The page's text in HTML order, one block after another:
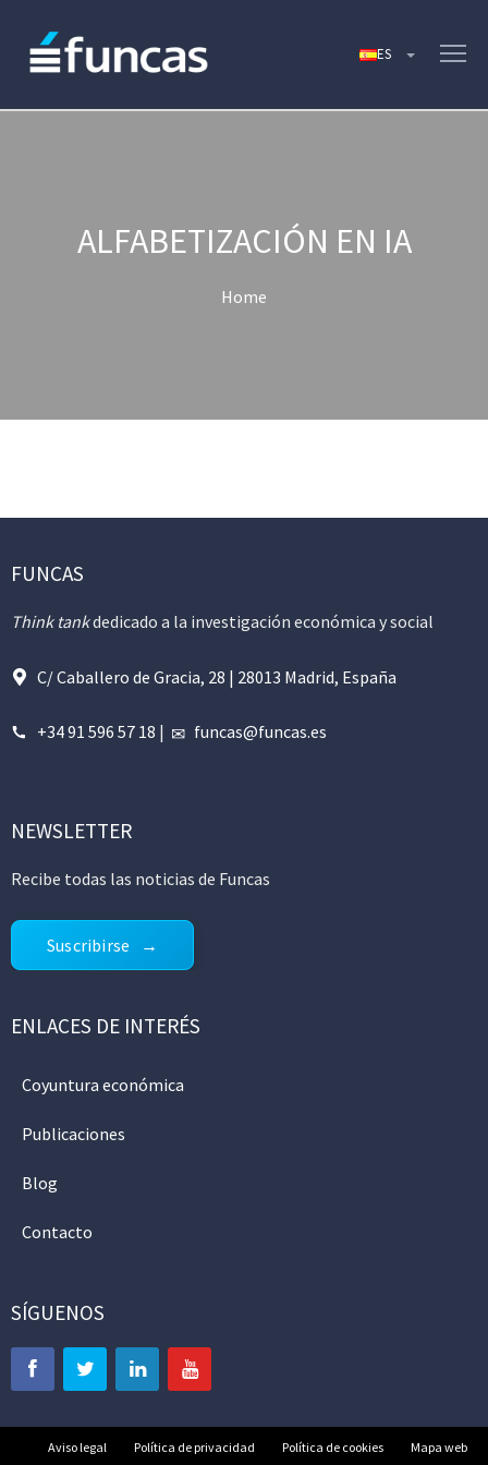
ALFABETIZACIÓN EN IA
Home
FUNCAS
Think tankdedicado a la investigación económica y social
C/ Caballero de Gracia, 28 | 28013 Madrid, España
+34 91 596 57 18 | funcas@funcas.es
NEWSLETTER
Recibe todas las noticias de Funcas
Suscribirse
ENLACES DE INTERÉS
Coyuntura económica
Publicaciones
Blog
Contacto
SÍGUENOS
Aviso legal Política de privacidad Política de cookies Mapa web